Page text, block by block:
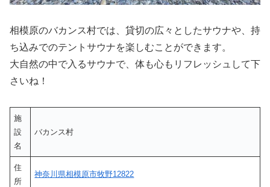
相模原のバカンス村では、貸切の広々としたサウナや、持
ち込みでのテントサウナを楽しむことができます。
大自然の中で入るサウナで、体も心もリフレッシュして下
さいね！
施
設
名
バカンス村
住
所
神奈川県相模原市牧野12822